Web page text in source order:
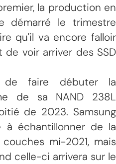
la production en
démarré le trimestre
qu'il va encore falloir
voir arriver des SSD
de faire débuter la
de sa NAND 238L
de 2023. Samsung
à échantillonner de la
mi-2021, mais
celle-ci arrivera sur le